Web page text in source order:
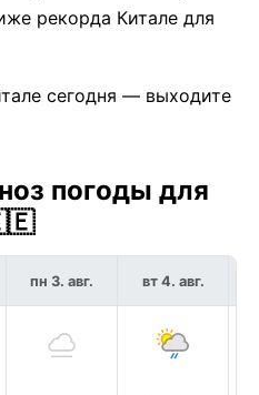
рекорда Китале для
сегодня — выходите
погоды для
пн 3. авг. вт 4. авг.